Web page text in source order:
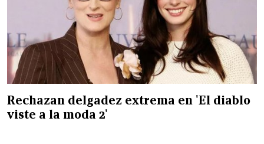
Rechazan delgadez extrema en 'El diablo
viste a la moda 2'